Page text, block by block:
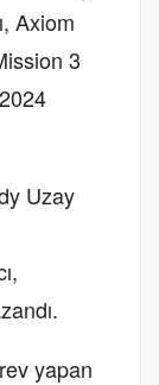
Axiom
3
Uzay
yapan